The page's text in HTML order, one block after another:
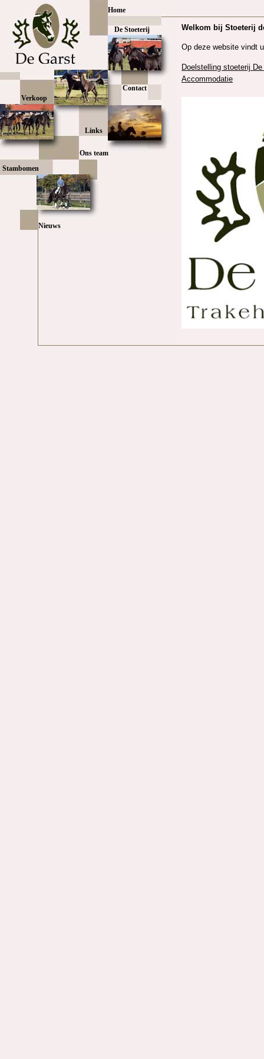
Home
De Stoeterij
Ons team
Contact
Links
Stambomen
Nieuws
Verkoop